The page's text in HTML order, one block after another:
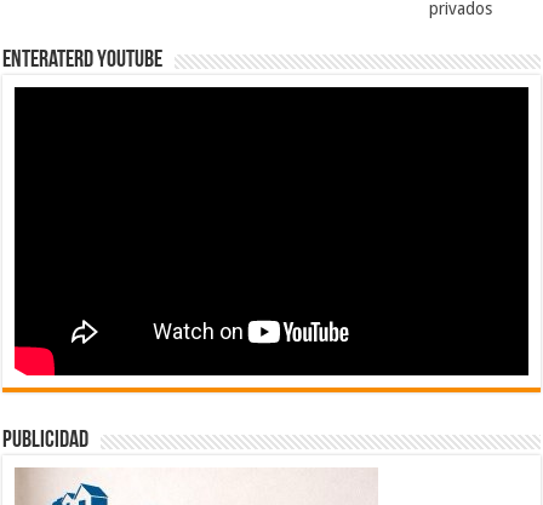
privados
EnterateRD YOUTUBE
publicidad